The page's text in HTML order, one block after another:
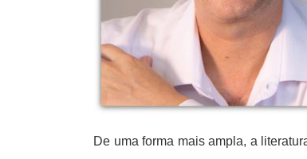
De uma forma mais ampla, a